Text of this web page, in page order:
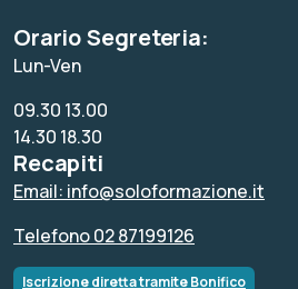
Orario Segreteria:
Lun-Ven
09.30 13.00
14.30 18.30
Recapiti
Email: info@soloformazione.it
Telefono 02 87199126
Iscrizione diretta tramite Bonifico